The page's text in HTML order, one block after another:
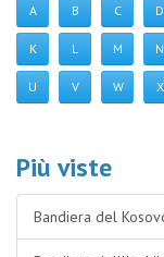
A B C D
K L M N
U V W X
Più viste
Bandiera del